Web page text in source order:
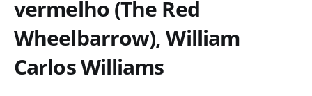
vermelho (The Red
Wheelbarrow), William
Carlos Williams